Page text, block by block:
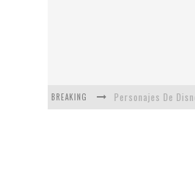
BREAKING